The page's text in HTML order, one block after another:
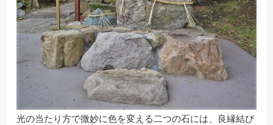
光の当たり方で微妙に色を変える二つの石には、良縁結び